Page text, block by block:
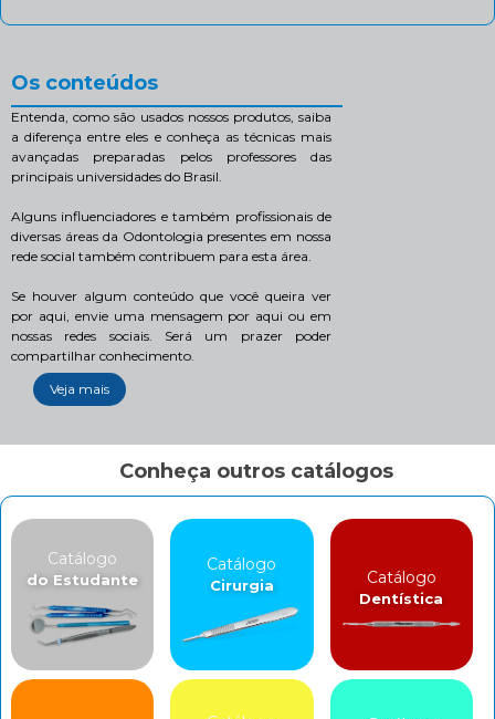
Os conteúdos
Entenda, como são usados nossos produtos, saiba
a diferença entre eles e conheça as técnicas mais
avançadas preparadas pelos professores das
principais universidades do Brasil.
Alguns influenciadores e também profissionais de
diversas áreas da Odontologia presentes em nossa
rede social também contribuem para esta área.
Se houver algum conteúdo que você queira ver
por aqui, envie uma mensagem por aqui ou em
nossas redes sociais. Será um prazer poder
compartilhar conhecimento.
Veja mais
Conheça outros catálogos
Catálogo
do Estudante
Catálogo
Cirurgia Catálogo
Dentística